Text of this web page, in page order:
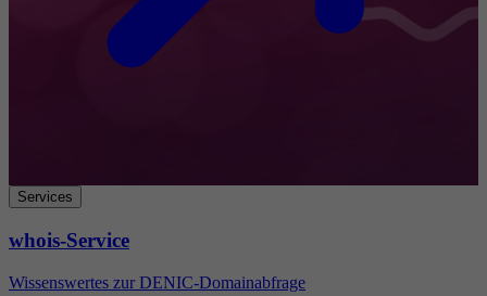
Services
whois-Service
Wissenswertes zur DENIC-Domainabfrage